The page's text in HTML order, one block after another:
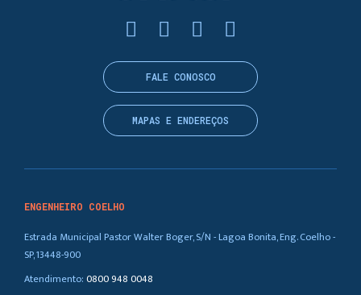
ENGENHEIRO COELHO
Estrada Municipal Pastor Walter Boger, S/N - Lagoa Bonita, Eng. Coelho -
SP, 13448-900
Atendimento:0800 948 0048
FALE CONOSCO
MAPAS E ENDEREÇOS